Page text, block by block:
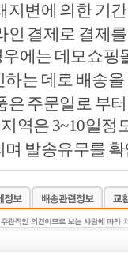
지변에 의한 기
인 결제로 결제
우에는 데모쇼핑
하는 데로 배송을
은 주문일로 부
역은 3~10일정
며 발송유무를